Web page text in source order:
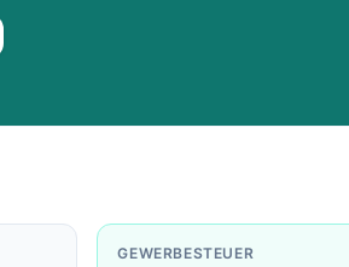
GEWERBESTEUER